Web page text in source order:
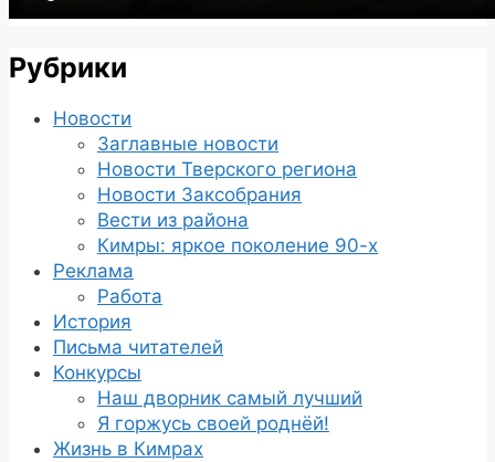
Рубрики
Новости
Заглавные новости
Новости Тверского региона
Новости Заксобрания
Вести из района
Кимры: яркое поколение 90-х
Реклама
Работа
История
Письма читателей
Конкурсы
Наш дворник самый лучший
Я горжусь своей роднёй!
Жизнь в Кимрах